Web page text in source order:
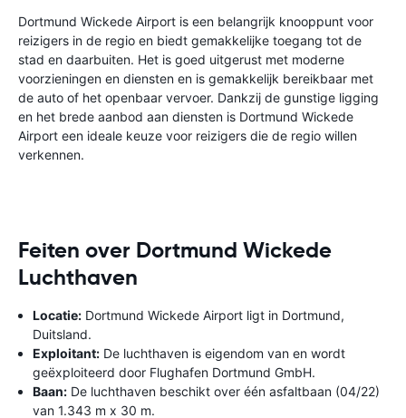
Dortmund Wickede Airport is een belangrijk knooppunt voor
reizigers in de regio en biedt gemakkelijke toegang tot de
stad en daarbuiten. Het is goed uitgerust met moderne
voorzieningen en diensten en is gemakkelijk bereikbaar met
de auto of het openbaar vervoer. Dankzij de gunstige ligging
en het brede aanbod aan diensten is Dortmund Wickede
Airport een ideale keuze voor reizigers die de regio willen
verkennen.
Feiten over Dortmund Wickede
Luchthaven
Locatie: Dortmund Wickede Airport ligt in Dortmund,
Duitsland.
Exploitant: De luchthaven is eigendom van en wordt
geëxploiteerd door Flughafen Dortmund GmbH.
Baan: De luchthaven beschikt over één asfaltbaan (04/22)
van 1.343 m x 30 m.